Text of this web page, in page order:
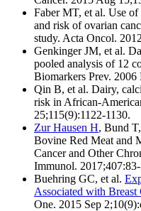
Faber MT, et al. Use
and risk of ovarian
study. Acta Oncol.
Genkinger JM, et al.
pooled analysis of 12
Biomarkers Prev. 2006
Qin B, et al. Dairy,
risk in African-
25;115(9):1122-1130.
Zur Hausen H, Bund
Bovine Red Meat and
Cancer and Other
Immunol.
Buehring GC, et al.
Associated with Breast
One. 2015 Sep